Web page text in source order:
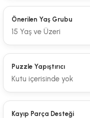
Önerilen Yaş Grubu
15 Yaş ve Üzeri
Puzzle Yapıştırıcı
Kutu içerisinde yok
Kayıp Parça Desteği